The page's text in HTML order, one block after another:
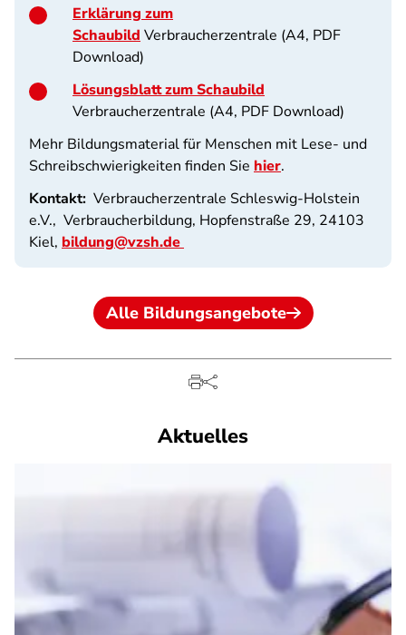
Erklärung zum
Schaubild Verbraucherzentrale (A4, PDF
Download)
Lösungsblatt zum Schaubild
Verbraucherzentrale (A4, PDF Download)
Mehr Bildungsmaterial für Menschen mit Lese- und
Schreibschwierigkeiten finden Sie hier.
Kontakt: Verbraucherzentrale Schleswig-Holstein
e.V., Verbraucherbildung, Hopfenstraße 29, 24103
Kiel, bildung@vzsh.de
Alle Bildungsangebote
Aktuelles